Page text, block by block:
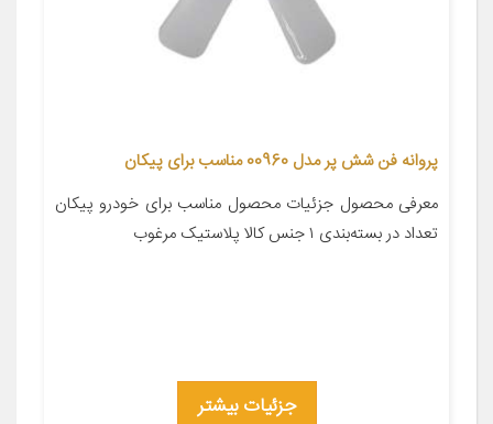
پروانه فن شش پر مدل 00960 مناسب برای پیکان
معرفی محصول جزئیات محصول مناسب برای خودرو پیکان
تعداد در بسته‌بندی ۱ جنس کالا پلاستیک مرغوب
جزئیات بیشتر